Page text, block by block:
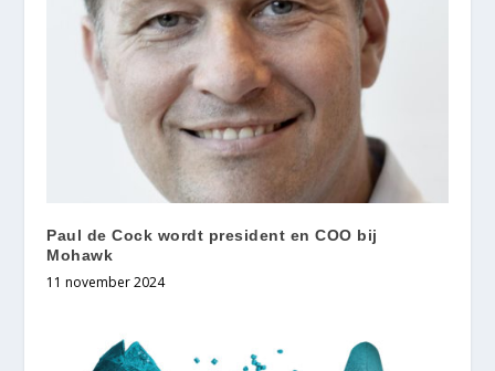
Paul de Cock wordt president en COO bij
Mohawk
11 november 2024